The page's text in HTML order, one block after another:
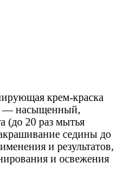
крем-краска
— насыщенный,
(до 20 раз мытья
седины до
и результатов,
и освежения